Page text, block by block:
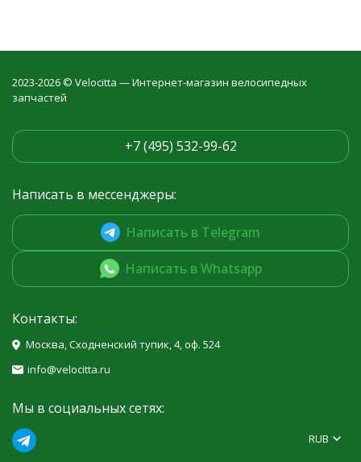
2023-2026 © Velocitta — Интернет-магазин велосипедных
запчастей
+7 (495) 532-99-62
Написать в мессенджеры:
Написать в Telegram
Написать в Whatsapp
Контакты:
Москва, Сходненский тупик, 4, оф. 524
info@velocitta.ru
Мы в социальных сетях:
RUB